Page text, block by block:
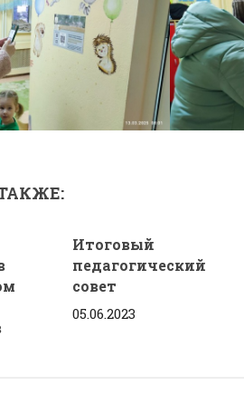
Итоговый
педагогический
совет
05.06.2023